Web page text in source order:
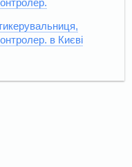
в Києві